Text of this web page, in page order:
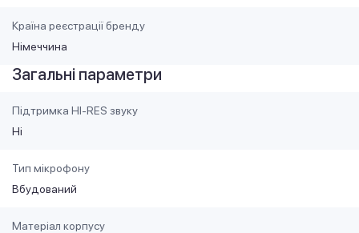
Країна реєстрації бренду
Німеччина
Загальні параметри
Підтримка HI-RES звуку
Ні
Тип мікрофону
Вбудований
Матеріал корпусу